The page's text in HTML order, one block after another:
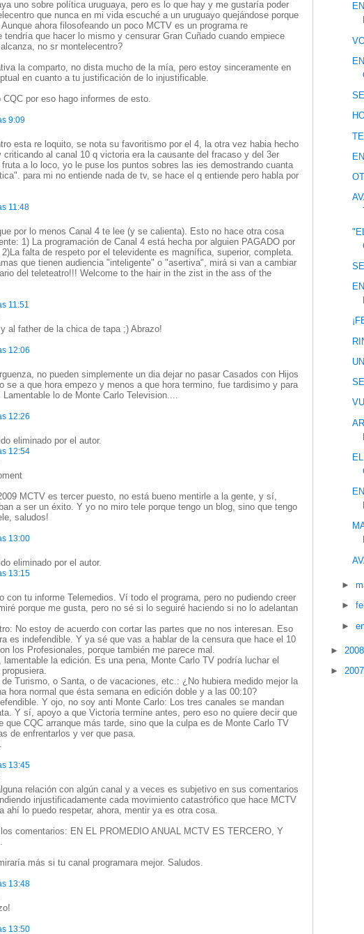
uno sobre política uruguaya, pero es lo que hay y me gustaría poder
que nunca en mi vida escuché a un uruguayo quejándose porque
ahora filosofeando un poco MCTV es un programa re
tendría que hacer lo mismo y censurar Gran Cuñado cuando empiece
no sr montelecentro?
la comparto, no dista mucho de la mía, pero estoy sinceramente en
en cuanto a tu justificación de lo injustificable.
CQC por eso hago informes de esto.
9:09
esta re loquito, se nota su favoritismo por el 4, la otra vez habia hecho
criticando al canal 10 q victoria era la causante del fracaso y del 3er
a lo loco, yo le puse los puntos sobres las ies demostrando cuanta
para mi no entiende nada de tv, se hace el q entiende pero habla por
11:48
por lo menos Canal 4 te lee (y se calienta). Esto no hace otra cosa
1) La programación de Canal 4 está hecha por alguien PAGADO por
falta de respeto por el televidente es magnífica, superior, completa.
que tienen audiencia "inteligente" o "asertiva", mirá si van a cambiar
del teleteatro!!! Welcome to the hair in the zist in the ass of the
11:51
al father de la chica de tapa ;) Abrazo!
12:06
no pueden simplemente un dia dejar no pasar Casados con Hijos
se a que hora empezo y menos a que hora termino, fue tardisimo y para
Lamentable lo de Monte Carlo Television....
12:26
eliminado por el autor.
12:54
MCTV es tercer puesto, no está bueno mentirle a la gente, y sí,
a ser un éxito. Y yo no miro tele porque tengo un blog, sino que tengo
saludos!
13:00
eliminado por el autor.
13:15
con tu informe Telemedios. Ví todo el programa, pero no pudiendo creer
porque me gusta, pero no sé si lo seguiré haciendo si no lo adelantan
No estoy de acuerdo con cortar las partes que no nos interesan. Eso
es indefendible. Y ya sé que vas a hablar de la censura que hace el 10
los Profesionales, porque también me parece mal.
lamentable la edición. Es una pena, Monte Carlo TV podría luchar el
de Turismo, o Santa, o de vacaciones, etc.: ¿No hubiera medido mejor la
hora normal que ésta semana en edición doble y a las 00:10?
Y ojo, no soy anti Monte Carlo: Los tres canales se mandan
Y sí, apoyo a que Victoria termine antes, pero eso no quiere decir que
que CQC arranque más tarde, sino que la culpa es de Monte Carlo TV
de enfrentarlos y ver que pasa.
13:45
relación con algún canal y a veces es subjetivo en sus comentarios
injustificadamente cada movimiento catastrófico que hace MCTV
ahí lo puedo respetar, ahora, mentir ya es otra cosa.
comentarios: EN EL PROMEDIO ANUAL MCTV ES TERCERO, Y
más si tu canal programara mejor. Saludos.
13:48
13:50
►
►
►
►
►